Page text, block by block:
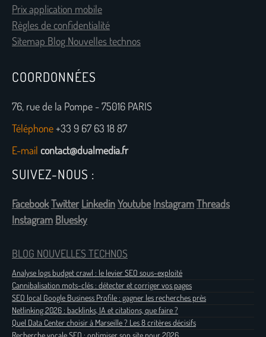
Prix application mobile
Règles de confidentialité
Sitemap Blog Nouvelles technos
COORDONNÉES
76, rue de la Pompe - 75016 PARIS
Téléphone+33 9 67 63 18 87
E-mail contact@dualmedia.fr
SUIVEZ-NOUS :
FacebookTwitter LinkedinYoutube InstagramThreads
Instagram Bluesky
BLOG NOUVELLES TECHNOS
Analyse logs budget crawl : le levier SEO sous-exploité
Cannibalisation mots-clés : détecter et corriger vos pages
SEO local Google Business Profile : gagner les recherches près
Netlinking 2026 : backlinks, IA et citations, que faire ?
Quel Data Center choisir à Marseille ? Les 8 critères décisifs
Recherche vocale SEO : optimiser son site pour 2026